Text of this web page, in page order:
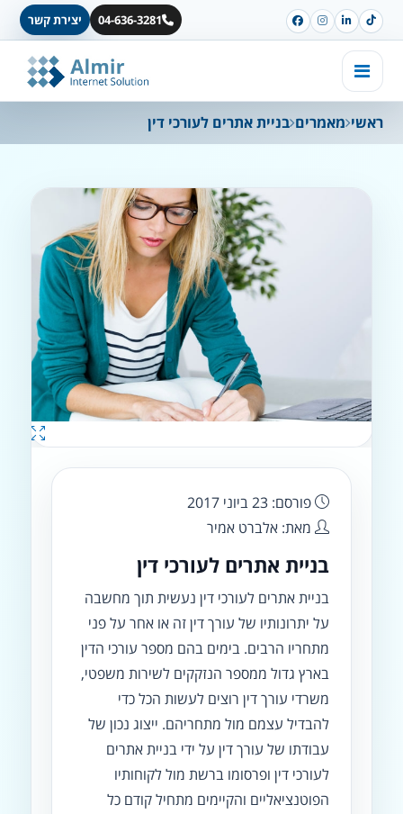
04-636-3281 יצירת קשר
ראשי מאמרים בניית אתרים לעורכי דין
פורסם: 23 ביוני 2017
מאת: אלברט אמיר
בניית אתרים לעורכי דין
בניית אתרים לעורכי דין נעשית תוך מחשבה
על יתרונותיו של עורך דין זה או אחר על פני
מתחריו הרבים. בימים בהם מספר עורכי הדין
בארץ גדול ממספר הנזקקים לשירות משפטי,
משרדי עורך דין רוצים לעשות הכל כדי
להבדיל עצמם מול מתחריהם. ייצוג נכון של
עבודתו של עורך דין על ידי בניית אתרים
לעורכי דין ופרסומו ברשת מול לקוחותיו
הפוטנציאליים והקיימים מתחיל קודם כל